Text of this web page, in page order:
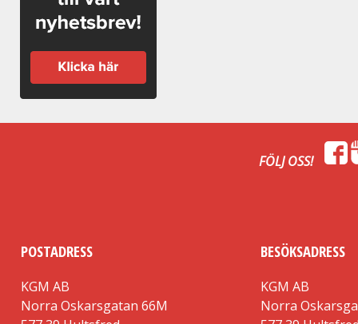
FÖLJ OSS!
POSTADRESS
KGM AB
Norra Oskarsgatan 66M
BESÖKSADRESS
KGM AB
Norra